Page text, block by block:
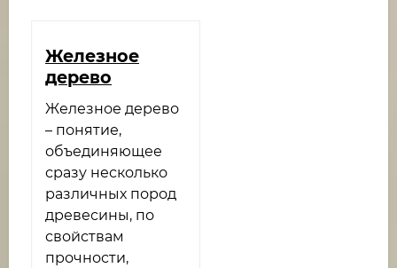
Железное
дерево
Железное дерево
– понятие,
объединяющее
сразу несколько
различных пород
древесины, по
свойствам
прочности,